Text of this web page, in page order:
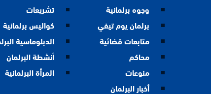
وجوه برلمانية
برلمان يوم تيفي
متابعات قضائية
محاكم
منوعات
أخبار البرلمان
تشريعات
كواليس برلمانية
الدبلوماسية
أنشطة البرلمان
المرأة البرلمانية